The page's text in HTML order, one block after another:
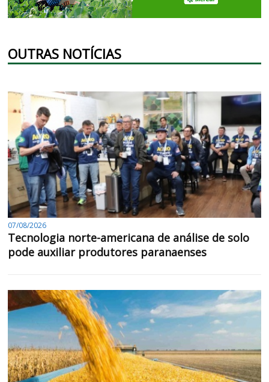
OUTRAS NOTÍCIAS
07/08/2026
Tecnologia norte-americana de análise de solo
pode auxiliar produtores paranaenses